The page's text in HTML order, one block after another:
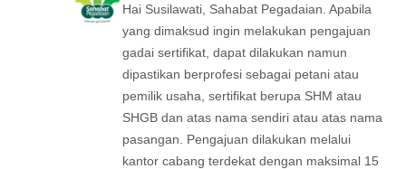
Hai Susilawati, Sahabat Pegadaian. Apabila
yang dimaksud ingin melakukan pengajuan
gadai sertifikat, dapat dilakukan namun
dipastikan berprofesi sebagai petani atau
pemilik usaha, sertifikat berupa SHM atau
SHGB dan atas nama sendiri atau atas nama
pasangan. Pengajuan dilakukan melalui
kantor cabang terdekat dengan maksimal 15